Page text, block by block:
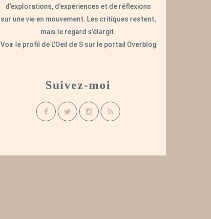
d’explorations, d’expériences et de réflexions
sur une vie en mouvement. Les critiques restent,
mais le regard s’élargit.
Voir le profil de L'Oeil de Ssur le portail Overblog
Suivez-moi